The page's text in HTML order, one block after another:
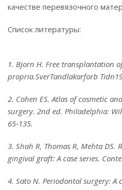
качестве перевязочного
Список литературы:
1. Bjorn H. Free transplantation
propria.SverTandlakarforb
2. Cohen ES. Atlas of cosmetic
surgery. 2nd ed. Philadelphia:
65‑135.
3. Shah R, Thomas R, Mehta DS.
gingival graft: A case series.
4. Sato N. Periodontal surgery: A